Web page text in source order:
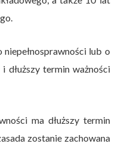
lub o
dłuższy termin ważności
ma dłuższy termin
zostanie zachowana